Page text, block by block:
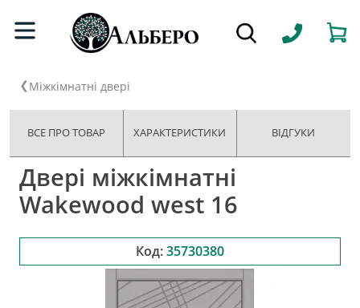
Міжкімнатні двері
ВСЕ ПРО ТОВАР ХАРАКТЕРИСТИКИ ВІДГУКИ
Двері міжкімнатні
Wakewood west 16
Код:35730380